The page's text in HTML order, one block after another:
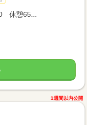
休憩65...
1週間以内公開